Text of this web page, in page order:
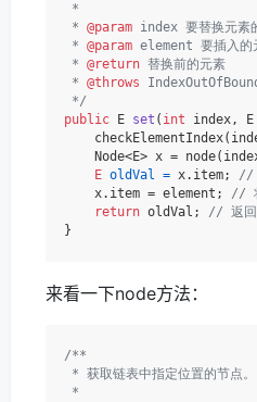
*
* @param index 要替换元素
* @param element 要插入的
* @return 替换前的元素
* @throws
*/
public E set ( int index, E
Node<E> x =
E oldVal = x.item; //
    x.item = element;
//
return oldVal; // 返回
来看一下node方法：
/**
* 获取链表中指定位置的节点。
*